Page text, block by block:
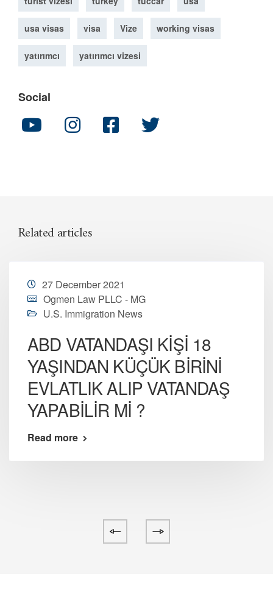
usa visas visa Vize working visas
yatırımcı yatırımcı vizesi
Social
Related articles
27 December 2021
Ogmen Law PLLC - MG
U.S. Immigration News
ABD VATANDAŞI KİŞİ 18
YAŞINDAN KÜÇÜK BİRİNİ
EVLATLIK ALIP VATANDAŞ
YAPABİLİR Mİ ?
Read more